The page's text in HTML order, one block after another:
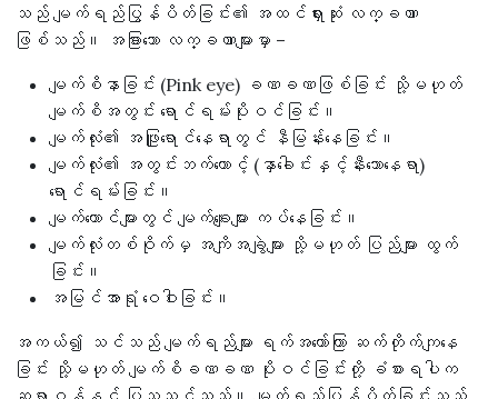
သည် မျက်ရည်ပြွန်ပိတ်ခြင်း၏ အထင်ရှားဆုံး လက္ခဏာ
ဖြစ်သည်။ အခြားသော လက္ခဏာများမှာ –
မျက်စိနာခြင်း (Pink eye) ခဏခဏဖြစ်ခြင်း သို့မဟုတ်
မျက်စိအတွင်း ရောင်ရမ်းပိုးဝင်ခြင်း။
မျက်လုံး၏ အဖြူရောင်နေရာတွင် နီမြန်းနေခြင်း။
မျက်လုံး၏ အတွင်းဘက်ထောင့် (နှာခေါင်းနှင့်နီးသောနေရာ)
ရောင်ရမ်းခြင်း။
မျက်တောင်များတွင် မျက်ချေးများ ကပ်နေခြင်း။
မျက်လုံးတစ်ဝိုက်မှ အကျိအချွဲများ သို့မဟုတ် ပြည်များ ထွက်
ခြင်း။
အမြင်အာရုံ ဝေဝါးခြင်း။
အကယ်၍ သင်သည် မျက်ရည်များ ရက်အတော်ကြာ ဆက်တိုက်ကျနေ
ခြင်း သို့မဟုတ် မျက်စိခဏခဏ ပိုးဝင်ခြင်းတို့ ခံစားရပါက